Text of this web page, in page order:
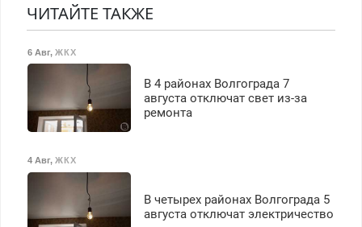
Прием по ТК РФ. График
работы любой.
З/п – до 96000 рублей до
вычета налогов.
выплачивается денежная
премия. Возможно
бесплатное обучение,
получение документов,
работа инспектором по
транспортной
безопасности с з/п до
125000 руб.
ЧИТАЙТЕ ТАКЖЕ
6 Авг, ЖКХ
В 4 районах Волгограда 7
августа отключат свет из-за
ремонта
4 Авг, ЖКХ
В четырех районах Волгограда 5
августа отключат электричество